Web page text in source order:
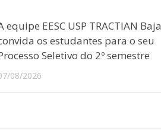
equipe EESC USP TRACTIAN Baja
os estudantes para o seu
Seletivo do 2º semestre
08/2026